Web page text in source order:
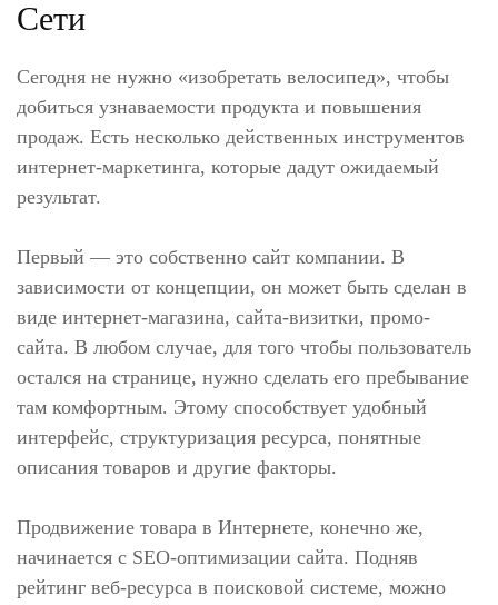
Сети
Сегодня не нужно «изобретать велосипед», чтобы
добиться узнаваемости продукта и повышения
продаж. Есть несколько действенных инструментов
интернет-маркетинга, которые дадут ожидаемый
результат.
Первый — это собственно сайт компании. В
зависимости от концепции, он может быть сделан в
виде интернет-магазина, сайта-визитки, промо-
сайта. В любом случае, для того чтобы пользователь
остался на странице, нужно сделать его пребывание
там комфортным. Этому способствует удобный
интерфейс, структуризация ресурса, понятные
описания товаров и другие факторы.
Продвижение товара в Интернете, конечно же,
начинается с SEO-оптимизации сайта. Подняв
рейтинг веб-ресурса в поисковой системе, можно